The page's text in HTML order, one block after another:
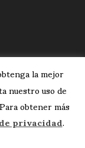
la mejor
nuestro uso de
obtener más
privacidad.